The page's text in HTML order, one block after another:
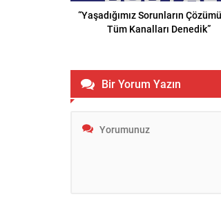
“Yaşadığımız Sorunların
Tüm Kanalları Denedik”
Bir Yorum Yazın